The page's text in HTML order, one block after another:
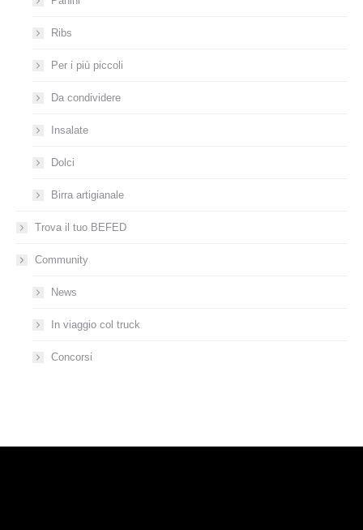
Ribs
Per i più piccoli
Da condividere​
Insalate
Dolci
Birra artigianale
Trova il tuo BEFED
Community
News
In viaggio col truck
Concorsi